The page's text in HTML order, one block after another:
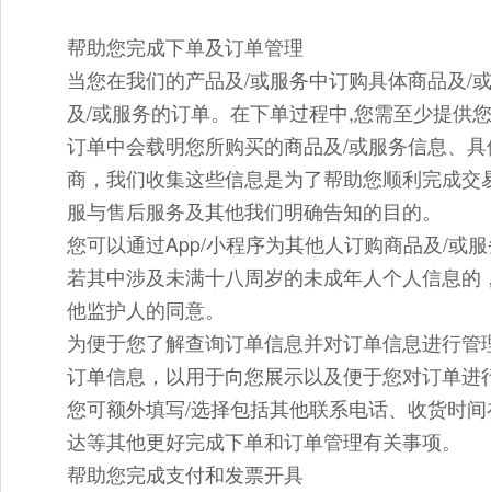
帮助您完成下单及订单管理
当您在我们的产品及/或服务中订购具体商品及/
及/或服务的订单。在下单过程中,您需至少提供
订单中会载明您所购买的商品及/或服务信息、
商，我们收集这些信息是为了帮助您顺利完成
服与售后服务及其他我们明确告知的目的。
您可以通过App/小程序为其他人订购商品及/或
若其中涉及未满十八周岁的未成年人个人信息
他监护人的同意。
为便于您了解查询订单信息并对订单信息进行
订单信息，以用于向您展示以及便于您对订单进
您可额外填写/选择包括其他联系电话、收货时
达等其他更好完成下单和订单管理有关事项。
帮助您完成支付和发票开具